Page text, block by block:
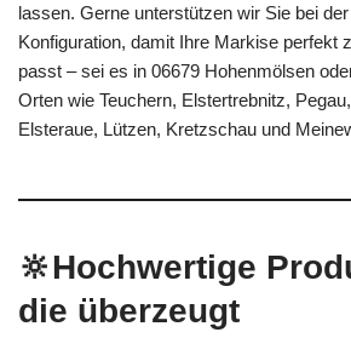
lassen. Gerne unterstützen wir Sie bei
Konfiguration, damit Ihre Markise perfekt
passt – sei es in 06679 Hohenmölsen
Orten wie Teuchern, Elstertrebnitz, Pegau,
Elsteraue, Lützen, Kretzschau und
🔆Hochwertige
die überzeugt